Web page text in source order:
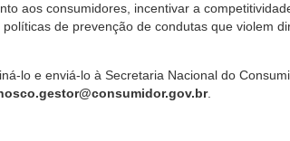
aos consumidores, incentivar a
de prevenção de condutas que violem
lo e enviá-lo à Secretaria Nacional do
.